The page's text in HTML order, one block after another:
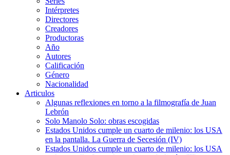
Intérpretes
Directores
Creadores
Productoras
Año
Autores
Calificación
Género
Nacionalidad
Articulos
Algunas reflexiones en torno a la filmografía de Juan
Lebrón
Solo Manolo Solo: obras escogidas
Estados Unidos cumple un cuarto de milenio: los USA
en la pantalla. La Guerra de Secesión (IV)
Estados Unidos cumple un cuarto de milenio: los USA